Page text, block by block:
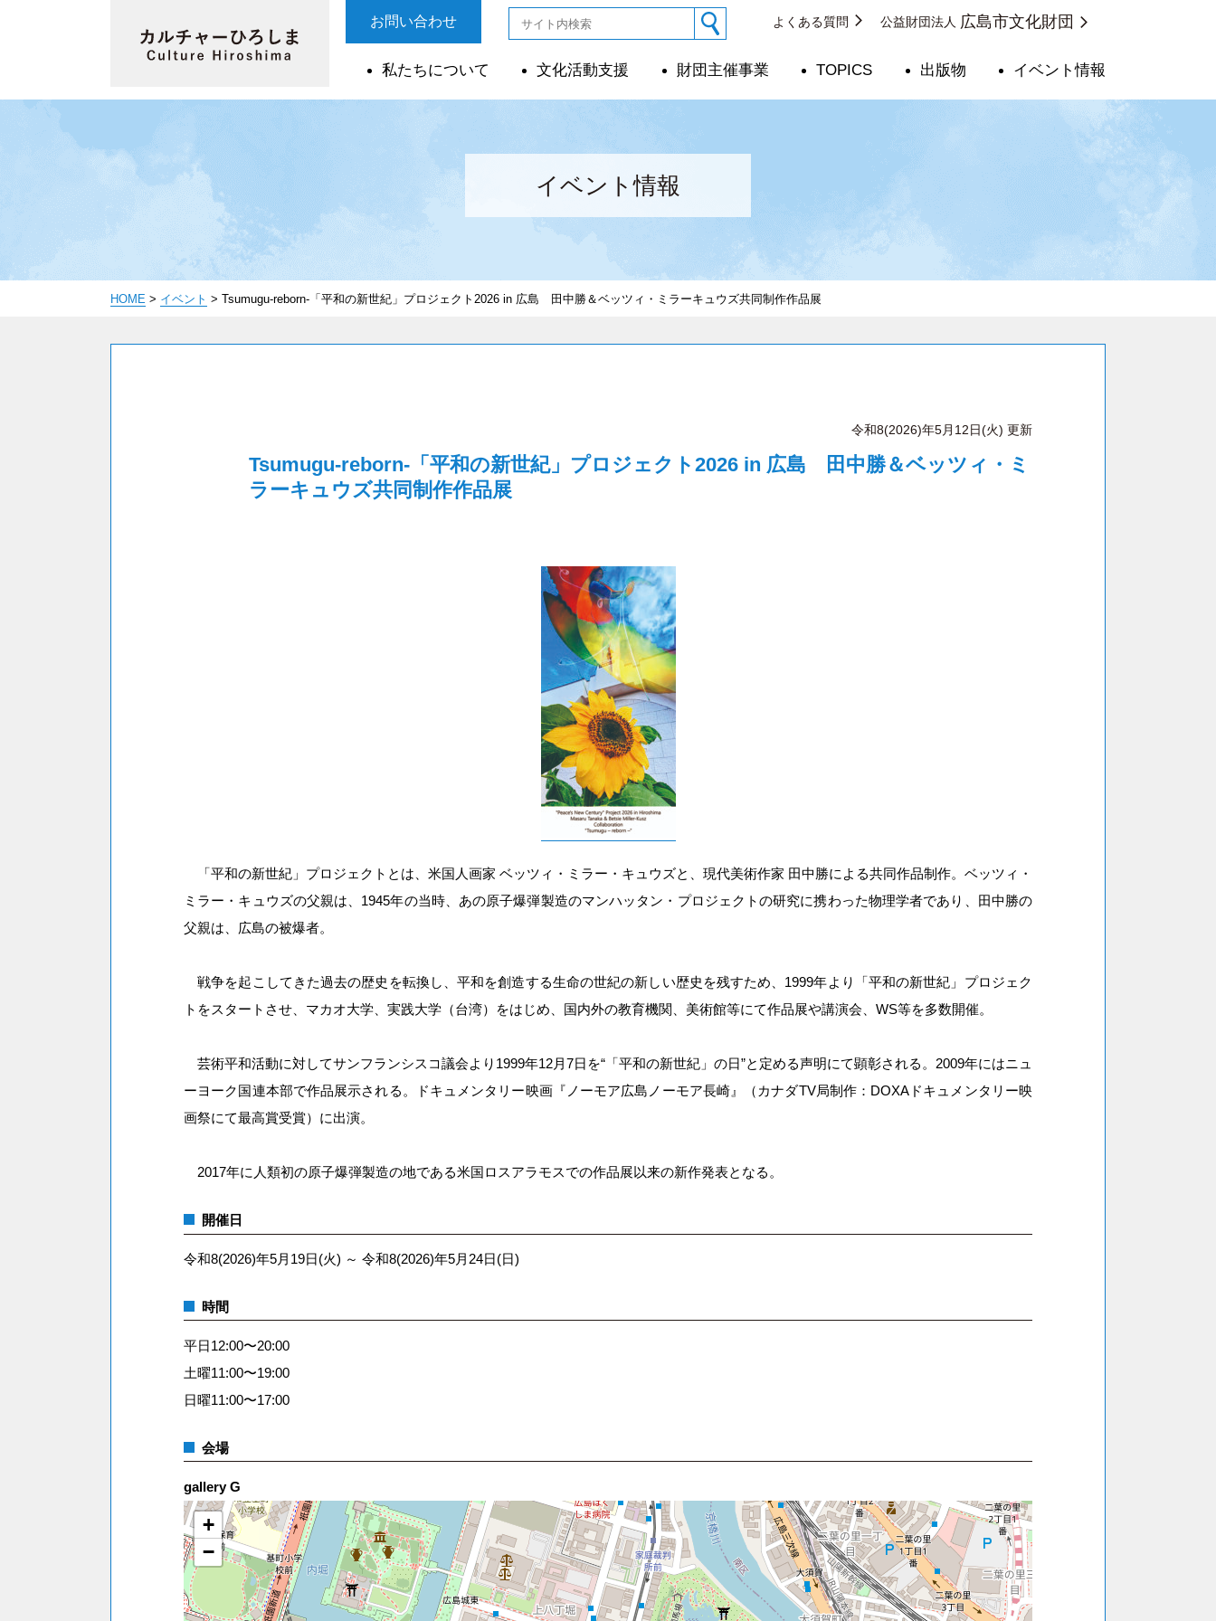
お問い合わせ よくある質問 公益財団法人 広島市文化財団
私たちについて 文化活動支援 財団主催事業 TOPICS 出版物 イベント情報
イベント情報
HOME > イベント > Tsumugu-reborn-「平和の新世紀」プロジェクト2026 in 広島 田中勝＆ベッツィ・ミラーキュウズ共同制作作品展
令和8(2026)年5月12日(火) 更新
Tsumugu-reborn-「平和の新世紀」プロジェクト2026 in 広島 田中勝＆ベッツィ・ミ
ラーキュウズ共同制作作品展
「平和の新世紀」プロジェクトとは、米国人画家 ベッツィ・ミラー・キュウズと、現代美術作家 田中勝による共同作品制作。ベッツィ・
ミラー・キュウズの父親は、1945年の当時、あの原子爆弾製造のマンハッタン・プロジェクトの研究に携わった物理学者であり、田中勝の
父親は、広島の被爆者。
戦争を起こしてきた過去の歴史を転換し、平和を創造する生命の世紀の新しい歴史を残すため、1999年より「平和の新世紀」プロジェク
トをスタートさせ、マカオ大学、実践大学（台湾）をはじめ、国内外の教育機関、美術館等にて作品展や講演会、WS等を多数開催。
芸術平和活動に対してサンフランシスコ議会より1999年12月7日を“「平和の新世紀」の日”と定める声明にて顕彰される。2009年にはニュ
ーヨーク国連本部で作品展示される。ドキュメンタリー映画『ノーモア広島ノーモア長崎』（カナダTV局制作：DOXAドキュメンタリー映
画祭にて最高賞受賞）に出演。
2017年に人類初の原子爆弾製造の地である米国ロスアラモスでの作品展以来の新作発表となる。
開催日
令和8(2026)年5月19日(火) ～ 令和8(2026)年5月24日(日)
時間
平日12:00〜20:00
土曜11:00〜19:00
日曜11:00〜17:00
会場
gallery G
+
−